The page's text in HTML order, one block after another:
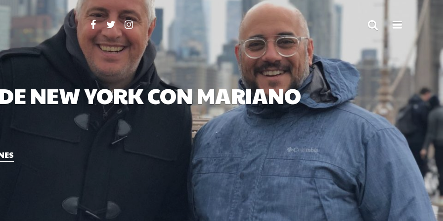
Facebook
TwitterInstagram
NEW YORK CON MARIANO